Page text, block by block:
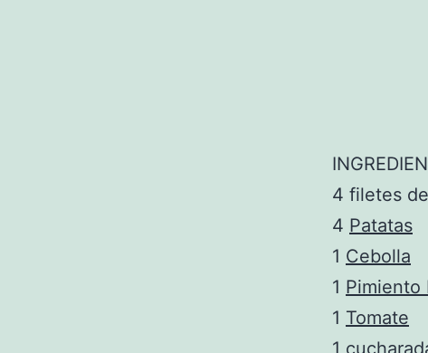
4 filetes de
4 Patatas
1 Cebolla
1 Pimiento
1 Tomate
1